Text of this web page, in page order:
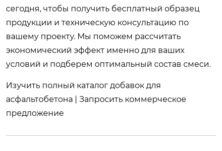
сегодня, чтобы получить бесплатный образец
продукции и техническую консультацию по
вашему проекту. Мы поможем рассчитать
экономический эффект именно для ваших
условий и подберем оптимальный состав смеси.
Изучить полный каталог добавок для
асфальтобетона
Запросить коммерческое
предложение